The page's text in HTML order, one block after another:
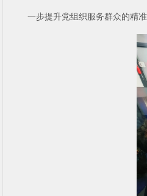
一步提升党组织服务群众的精准